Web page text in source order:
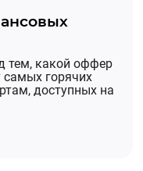
тем, какой оффер
горячих
доступных на